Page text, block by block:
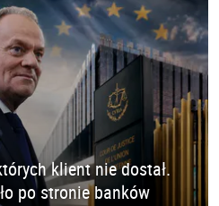
klient nie dostał.
po stronie banków